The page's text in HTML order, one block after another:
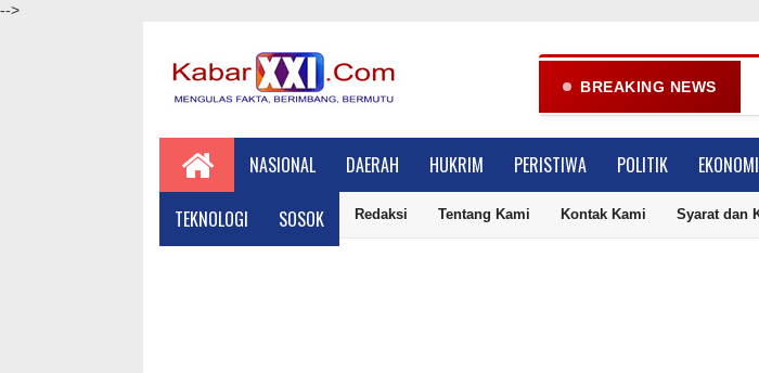
-->
BREAKING NEWS
NASIONAL DAERAH HUKRIM PERISTIWA POLITIK EKONOMI
TEKNOLOGI SOSOK Redaksi Tentang Kami Kontak Kami Syarat dan